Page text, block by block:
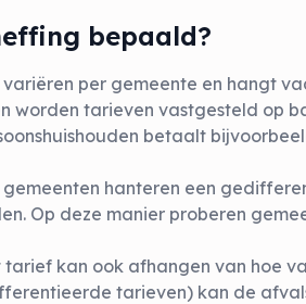
bepaald?
per gemeente en hangt
worden tarieven vastgesteld op
betaalt
gemeenten hanteren een
Op deze manier proberen
tarief kan ook afhangen van hoe
tarieven) kan de